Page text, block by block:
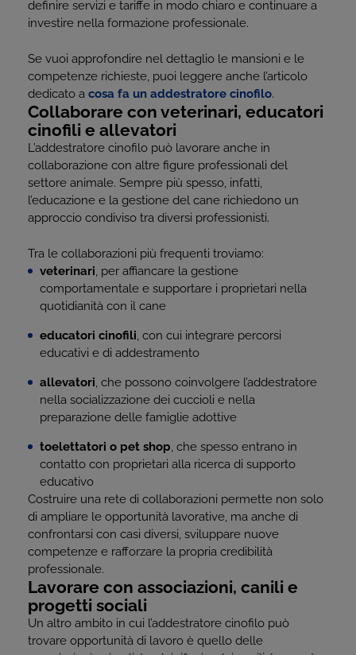
definire servizi e tariffe in modo chiaro e continuare a
investire nella formazione professionale.
Se vuoi approfondire nel dettaglio le mansioni e le
competenze richieste, puoi leggere anche l’articolo
dedicato a cosa fa un addestratore cinofilo.
Collaborare con veterinari, educatori
cinofili e allevatori
L’addestratore cinofilo può lavorare anche in
collaborazione con altre figure professionali del
settore animale. Sempre più spesso, infatti,
l’educazione e la gestione del cane richiedono un
approccio condiviso tra diversi professionisti.
Tra le collaborazioni più frequenti troviamo:
veterinari, per affiancare la gestione
comportamentale e supportare i proprietari nella
quotidianità con il cane
educatori cinofili, con cui integrare percorsi
educativi e di addestramento
allevatori, che possono coinvolgere l’addestratore
nella socializzazione dei cuccioli e nella
preparazione delle famiglie adottive
toelettatori o pet shop, che spesso entrano in
contatto con proprietari alla ricerca di supporto
educativo
Costruire una rete di collaborazioni permette non solo
di ampliare le opportunità lavorative, ma anche di
confrontarsi con casi diversi, sviluppare nuove
competenze e rafforzare la propria credibilità
professionale.
Lavorare con associazioni, canili e
progetti sociali
Un altro ambito in cui l’addestratore cinofilo può
trovare opportunità di lavoro è quello delle